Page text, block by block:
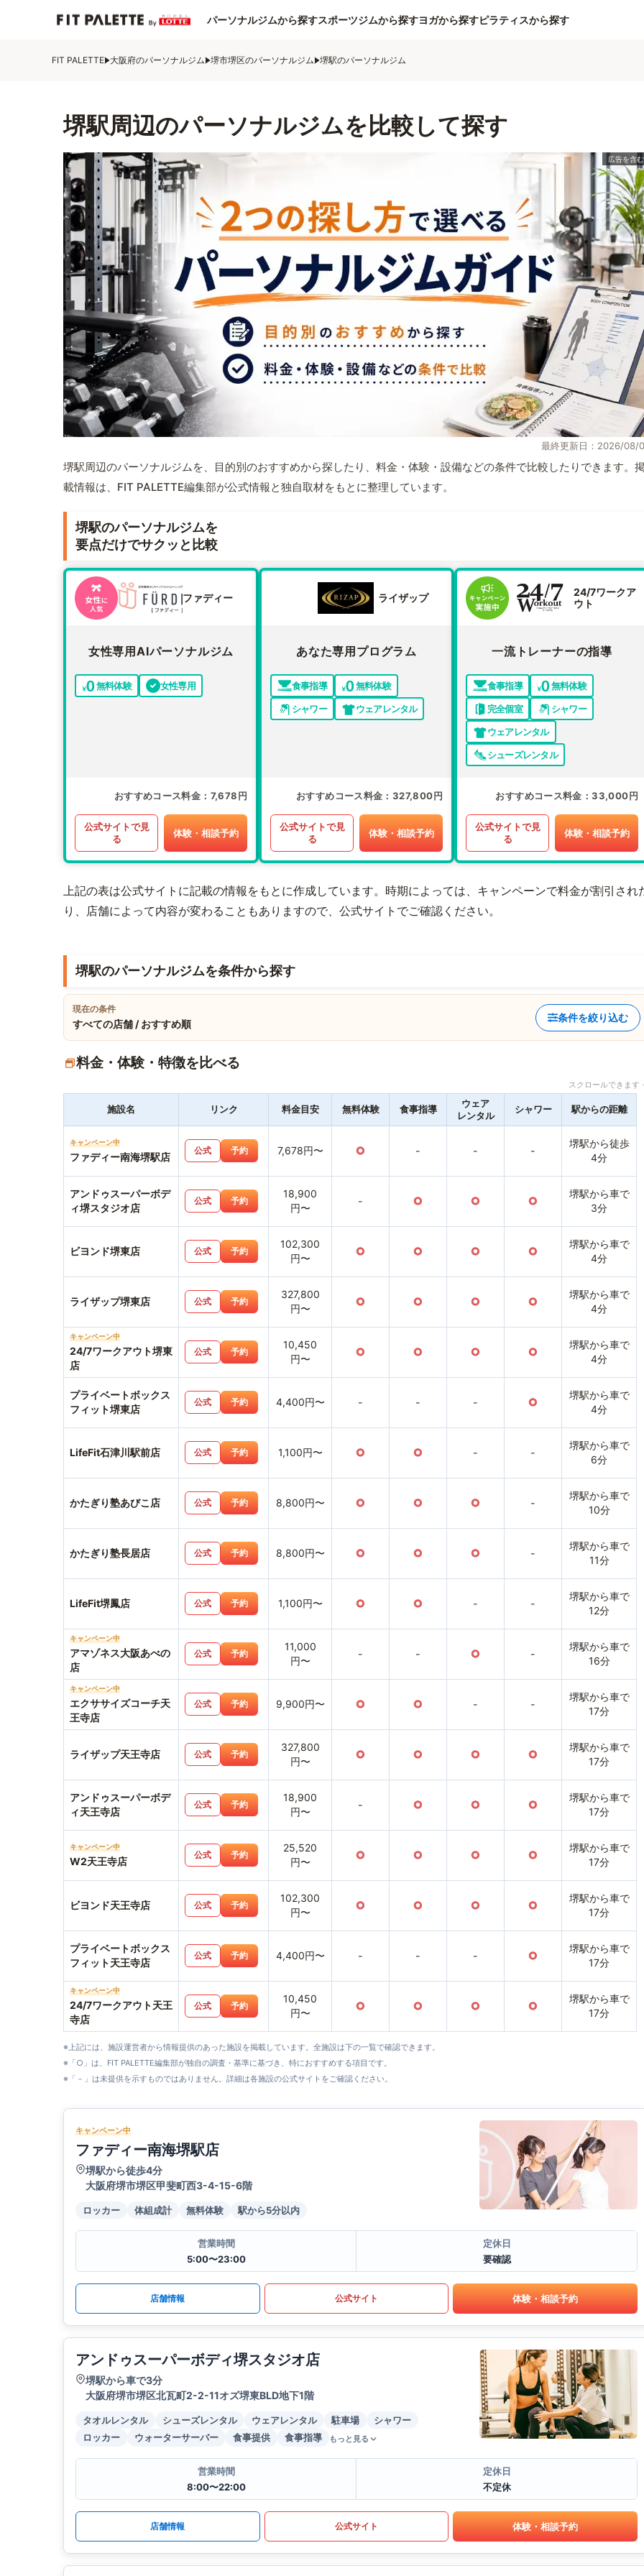
パーソナルジムから探すスポーツジムから探すヨガから探すピラティスから探す
FIT PALETTE 大阪府のパーソナルジム 堺市堺区のパーソナルジム 堺駅のパーソナルジム
堺駅周辺のパーソナルジムを比較して探す
最終更新日：2026/08/
堺駅周辺のパーソナルジムを、目的別のおすすめから探したり、料金・体験・設備などの条件で比較したりできます。
載情報は、FIT PALETTE編集部が公式情報と独自取材をもとに整理しています。
堺駅のパーソナルジムを
要点だけでサクッと比較
ファディー
女性専用AIパーソナルジム
無料体験 女性専用
おすすめコース料金 7,678円
公式サイトで見
る
体験・相談予約
ライザップ
あなた専用プログラム
食事指導
無料体験
シャワー
ウェアレンタル
おすすめコース料金 327,800円
公式サイトで見
る
体験・相談予約
24/7ワークア
ウト
一流トレーナーの指導
食事指導
無料体験
完全個室
シャワー
ウェアレンタル
シューズレンタル
おすすめコース料金 33,000円
公式サイトで見
る
体験・相談予約
上記の表は公式サイトに記載の情報をもとに作成しています。時期によっては、キャンペーンで料金が割引され
り、店舗によって内容が変わることもありますので、公式サイトでご確認ください。
堺駅のパーソナルジムを条件から探す
現在の条件
すべての店舗 / おすすめ順
条件を絞り込む
料金・体験・特徴を比べる
スクロールできま
施設名 リンク 料金目安 無料体験 食事指導
ウェア
レンタル
シャワー 駅からの距離
キャンペーン中
ファディー南海堺駅店
公式 予約 7,678円〜 ○ - - -
堺駅から徒歩
4分
アンドゥスーパーボデ
ィ堺スタジオ店
公式 予約
18,900
円〜
- ○ ○ ○
堺駅から車で
3分
ビヨンド堺東店 公式 予約
102,300
円〜
○ ○ ○ ○
堺駅から車で
4分
ライザップ堺東店 公式 予約
327,800
円〜
○ ○ ○ ○
堺駅から車で
4分
キャンペーン中
24/7ワークアウト堺東
店
公式 予約
10,450
円〜
○ ○ ○ ○
堺駅から車で
4分
プライベートボックス
フィット堺東店
公式 予約 4,400円〜 - - - ○
堺駅から車で
4分
LifeFit石津川駅前店 公式 予約 1,100円〜 ○ ○ - -
堺駅から車で
6分
かたぎり塾あびこ店 公式 予約 8,800円〜 ○ ○ ○ -
堺駅から車で
10分
かたぎり塾長居店 公式 予約 8,800円〜 ○ ○ ○ -
堺駅から車で
11分
LifeFit堺鳳店 公式 予約 1,100円〜 ○ ○ - -
堺駅から車で
12分
キャンペーン中
アマゾネス大阪あべの
店
公式 予約
11,000
円〜
- - ○ -
堺駅から車で
16分
キャンペーン中
エクササイズコーチ天
王寺店
公式 予約 9,900円〜 ○ ○ - -
堺駅から車で
17分
ライザップ天王寺店 公式 予約
327,800
円〜
○ ○ ○ ○
堺駅から車で
17分
アンドゥスーパーボデ
ィ天王寺店
公式 予約
18,900
円〜
- ○ ○ ○
堺駅から車で
17分
キャンペーン中
W2天王寺店
公式 予約
25,520
円〜
○ ○ ○ ○
堺駅から車で
17分
ビヨンド天王寺店 公式 予約
102,300
円〜
○ ○ ○ ○
堺駅から車で
17分
プライベートボックス
フィット天王寺店
公式 予約 4,400円〜 - - - ○
堺駅から車で
17分
キャンペーン中
24/7ワークアウト天王
寺店
公式 予約
10,450
円〜
○ ○ ○ ○
堺駅から車で
17分
※上記には、施設運営者から情報提供のあった施設を掲載しています。全施設は下の一覧で確認できます。
※「○」は、FIT PALETTE編集部が独自の調査・基準に基づき、特におすすめする項目です。
※「－」は未提供を示すものではありません。詳細は各施設の公式サイトをご確認ください。
キャンペーン中
ファディー南海堺駅店
堺駅から徒歩4分
大阪府堺市堺区甲斐町西3-4-15-6階
ロッカー 体組成計 無料体験 駅から5分以内
営業時間
5:00〜23:00
定休日
要確認
店舗情報 公式サイト 体験・相談予約
アンドゥスーパーボディ堺スタジオ店
堺駅から車で3分
大阪府堺市堺区北瓦町2-2-11オズ堺東BLD地下1階
タオルレンタル シューズレンタル ウェアレンタル 駐車場
シャワー
ロッカー
ウォーターサーバー 食事提供 食事指導 もっと見る
営業時間
8:00〜22:00
定休日
不定休
店舗情報 公式サイト 体験・相談予約